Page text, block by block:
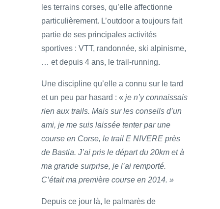
les terrains corses, qu’elle affectionne
particulièrement. L’outdoor a toujours fait
partie de ses principales activités
sportives : VTT, randonnée, ski alpinisme,
… et depuis 4 ans, le trail-running.
Une discipline qu’elle a connu sur le tard
et un peu par hasard : « je n’y connaissais
rien aux trails. Mais sur les conseils d’un
ami, je me suis laissée tenter par une
course en Corse, le trail E NIVERE près
de Bastia. J’ai pris le départ du 20km et à
ma grande surprise, je l’ai remporté.
C’était ma première course en 2014. »
Depuis ce jour là, le palmarès de